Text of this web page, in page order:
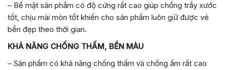
– Bề mặt sản phẩm có độ cứng rất cao giúp chống trầy xước
tốt, chịu mài mòn tốt khiến cho sản phẩm luôn giữ được vẻ
bền đẹp theo thời gian.
KHẢ NĂNG CHỐNG THẤM, BỀN MÀU
– Sản phẩm có khả năng chống thấm và chống ẩm rất cao